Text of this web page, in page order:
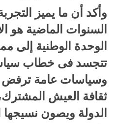
وأكد أن ما يميز
السنوات الماضية هو
الوحدة الوطنية إلى
تتجسد فى خطاب
وسياسات عامة ترفض
ثقافة العيش
الدولة ويصون نسيجها